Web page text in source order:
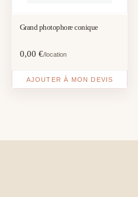
Grand photophore conique
0,00 €/location
AJOUTER À MON DEVIS